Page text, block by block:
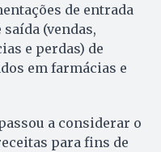
de entrada
(vendas,
e perdas) de
em farmácias e
a considerar o
para fins de